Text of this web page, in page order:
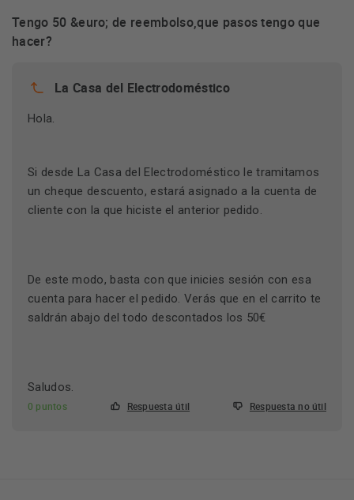
Tengo 50 &euro; de reembolso,que pasos tengo que
hacer?
La Casa del Electrodoméstico
Hola.
Si desde La Casa del Electrodoméstico le tramitamos
un cheque descuento, estará asignado a la cuenta de
cliente con la que hiciste el anterior pedido.
De este modo, basta con que inicies sesión con esa
cuenta para hacer el pedido. Verás que en el carrito te
saldrán abajo del todo descontados los 50€
Saludos.
0 puntos Respuesta útil Respuesta no útil